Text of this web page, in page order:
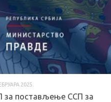
2025.
за постављење ССП за